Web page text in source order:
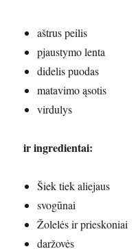
aštrus peilis
pjaustymo lenta
didelis puodas
matavimo ąsotis
virdulys
ir ingredientai:
Šiek tiek aliejaus
svogūnai
Žolelės ir prieskoniai
daržovės